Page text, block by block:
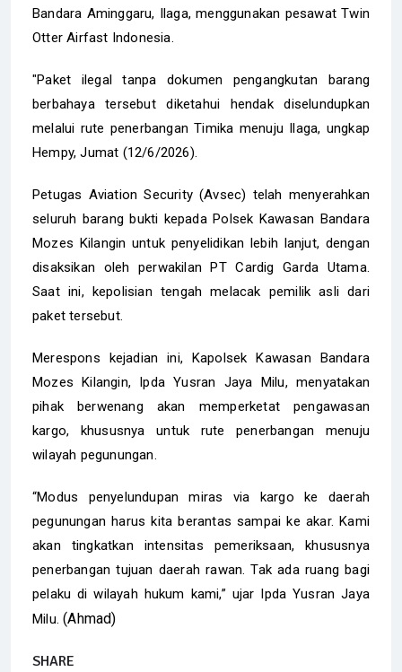
Bandara Aminggaru, Ilaga, menggunakan pesawat Twin
Otter Airfast Indonesia.
"Paket ilegal tanpa dokumen pengangkutan barang
berbahaya tersebut diketahui hendak diselundupkan
melalui rute penerbangan Timika menuju Ilaga, ungkap
Hempy, Jumat (12/6/2026).
Petugas Aviation Security (Avsec) telah menyerahkan
seluruh barang bukti kepada Polsek Kawasan Bandara
Mozes Kilangin untuk penyelidikan lebih lanjut, dengan
disaksikan oleh perwakilan PT Cardig Garda Utama.
Saat ini, kepolisian tengah melacak pemilik asli dari
paket tersebut.
Merespons kejadian ini, Kapolsek Kawasan Bandara
Mozes Kilangin, Ipda Yusran Jaya Milu, menyatakan
pihak berwenang akan memperketat pengawasan
kargo, khususnya untuk rute penerbangan menuju
wilayah pegunungan.
“Modus penyelundupan miras via kargo ke daerah
pegunungan harus kita berantas sampai ke akar. Kami
akan tingkatkan intensitas pemeriksaan, khususnya
penerbangan tujuan daerah rawan. Tak ada ruang bagi
pelaku di wilayah hukum kami,” ujar Ipda Yusran Jaya
Milu.(Ahmad)
SHARE